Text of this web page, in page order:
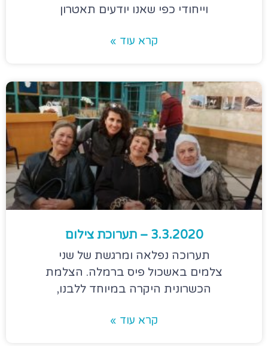
וייחודי כפי שאנו יודעים תאטרון
קרא עוד »
3.3.2020 – תערוכת צילום
תערוכה נפלאה ומרגשת של שני
צלמים באשכול פיס ברמלה. הצלמת
הכשרונית היקרה במיוחד ללבנו,
קרא עוד »